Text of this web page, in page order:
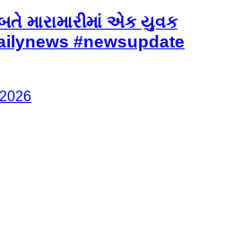
મારામારીમાં એક યુવક
#newsupdate